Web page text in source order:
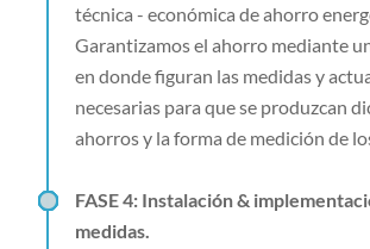
técnica - económica de ahorro
Garantizamos el ahorro mediante
en donde figuran las medidas y
necesarias para que se produzcan
ahorros y la forma de medición de
FASE 4: Instalación &
medidas.